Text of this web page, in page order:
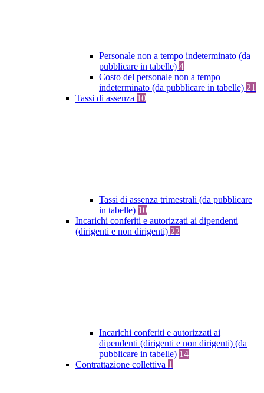
Personale non a tempo indeterminato (da
pubblicare in tabelle) 4
Costo del personale non a tempo
indeterminato (da pubblicare in tabelle) 21
Tassi di assenza 10
Tassi di assenza trimestrali (da pubblicare
in tabelle) 10
Incarichi conferiti e autorizzati ai dipendenti
(dirigenti e non dirigenti) 22
Incarichi conferiti e autorizzati ai
dipendenti (dirigenti e non dirigenti) (da
pubblicare in tabelle) 14
Contrattazione collettiva 1